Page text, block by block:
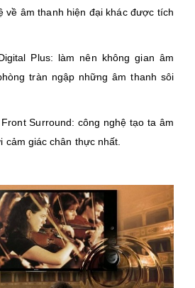
về âm thanh hiện đại khác được tích
Plus: làm nên không gian âm
tràn ngập những âm thanh sôi
Surround: công nghệ tạo ta âm
cảm giác chân thực nhất.